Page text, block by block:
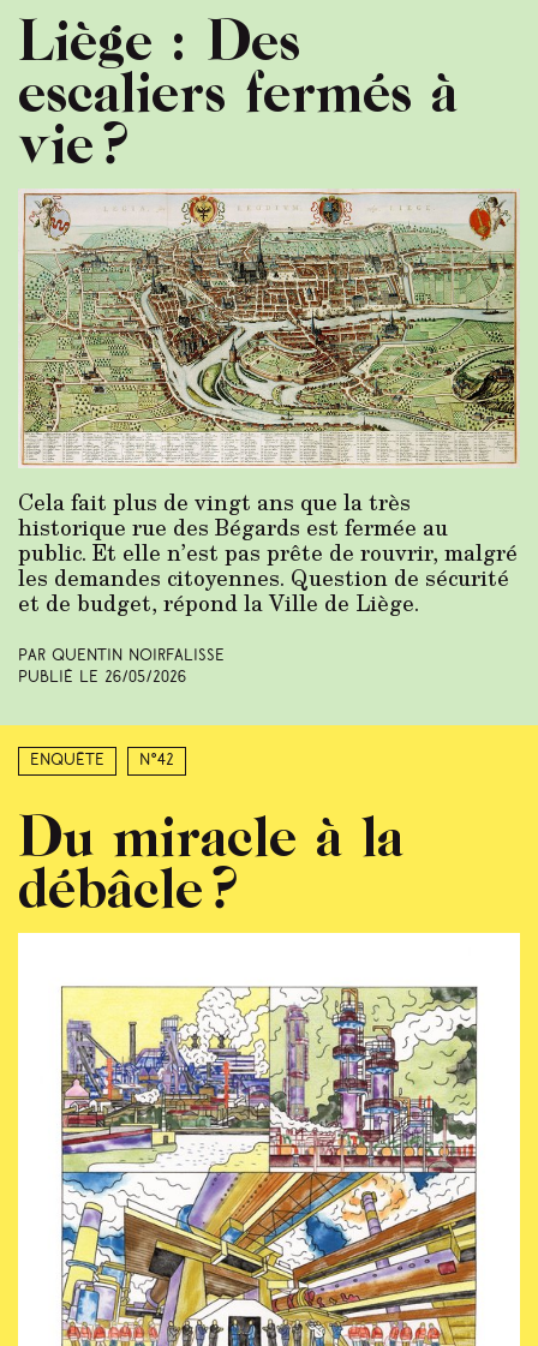
Liège : Des
escaliers fermés à
vie ?
Cela fait plus de vingt ans que la très
historique rue des Bégards est fermée au
public. Et elle n’est pas prête de rouvrir, malgré
les demandes citoyennes. Question de sécurité
et de budget, répond la Ville de Liège.
Par Quentin Noirfalisse
Publié le 26/05/2026
Enquête N°42
Du miracle à la
débâcle ?